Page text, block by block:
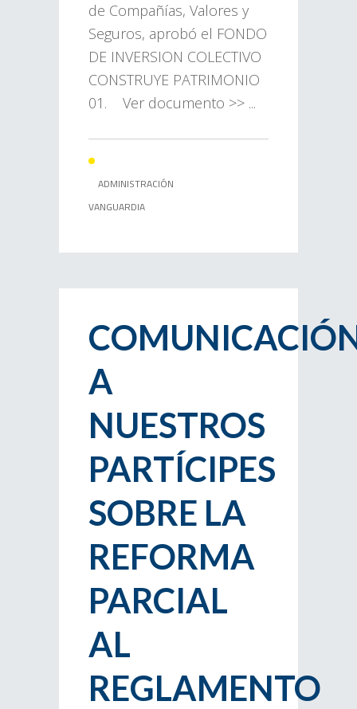
de Compañías, Valores y
Seguros, aprobó el FONDO
DE INVERSION COLECTIVO
CONSTRUYE PATRIMONIO
01. Ver documento >> ...
ADMINISTRACIÓN
VANGUARDIA
A
NUESTROS
PARTÍCIPES
SOBRE LA
REFORMA
PARCIAL
AL
REGLAMENTO